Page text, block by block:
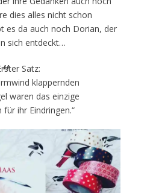
dies alles nicht schon
es da auch noch Dorian, der
sich entdeckt…
Satz:
klappernden
waren das einzige
für ihr Eindringen.“